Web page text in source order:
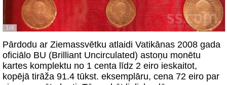
1/4
Pārdodu ar Ziemassvētku atlaidi Vatikānas 2008 gada
oficiālo BU (Brilliant Uncirculated) astoņu monētu
kartes komplektu no 1 centa līdz 2 eiro ieskaitot,
kopējā tirāža 91.4 tūkst. eksemplāru, cena 72 eiro par